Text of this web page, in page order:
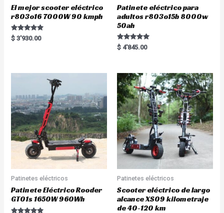
El mejor scooter eléctrico
r803o16 7000W 90 kmph
Rated
5.00
$ 3'930.00
Patinete eléctrico para
adultos r803o15b 8000w
50ah
Rated
5.00
$ 4'845.00
Patinetes eléctricos
Patinete Eléctrico Rooder
GT01s 1650W 960Wh
Patinetes eléctricos
Scooter eléctrico de largo
alcance XS09 kilometraje
de 40-120 km